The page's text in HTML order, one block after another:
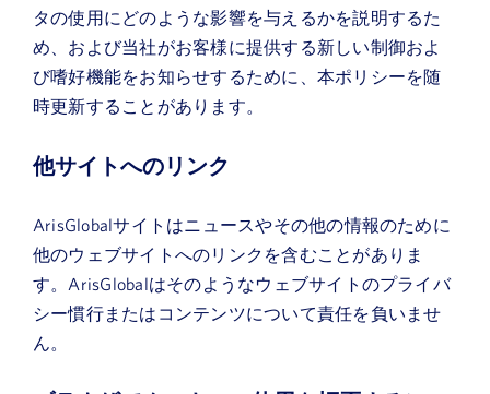
タの使用にどのような影響を与えるかを説明するた
め、および当社がお客様に提供する新しい制御およ
び嗜好機能をお知らせするために、本ポリシーを随
時更新することがあります。
他サイトへのリンク
ArisGlobalサイトはニュースやその他の情報のために
他のウェブサイトへのリンクを含むことがありま
す。ArisGlobalはそのようなウェブサイトのプライバ
シー慣行またはコンテンツについて責任を負いませ
ん。